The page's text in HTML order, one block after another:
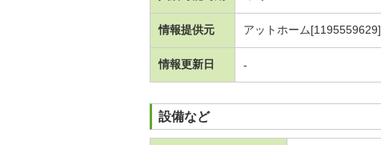
情報提供元 アットホーム[1195559629]
情報更新日 -
設備など